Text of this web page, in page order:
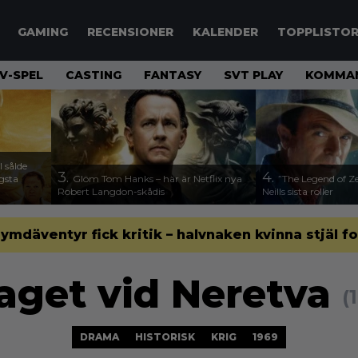
GAMING RECENSIONER KALENDER TOPPLISTOR
SPEL CASTING FANTASY SVT PLAY
sålde
3. Glöm Tom Hanks – här är Netflix nya
Robert Langdon-skådis
4. ”The Legend of
Neills sista roller
fick kritik – halvnaken kvinna stjäl
vid Neretva
DRAMA HISTORISK KRIG 1969